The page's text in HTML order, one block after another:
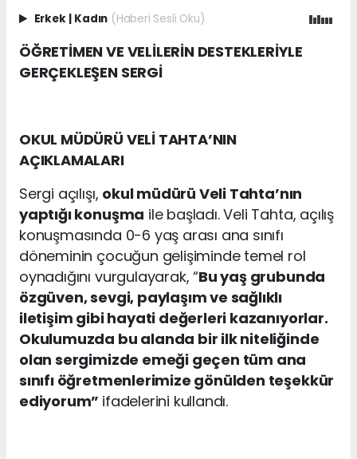
Erkek | Kadın (Haberi Sesli Oku)
ÖĞRETİMEN VE VELİLERİN DESTEKLERİYLE
GERÇEKLEŞEN SERGİ
OKUL MÜDÜRÜ VELİ TAHTA’NIN
AÇIKLAMALARI
Sergi açılışı, okul müdürü Veli Tahta’nın
yaptığı konuşma ile başladı. Veli Tahta, açılış
konuşmasında 0-6 yaş arası ana sınıfı
döneminin çocuğun gelişiminde temel rol
oynadığını vurgulayarak, “Bu yaş grubunda
özgüven, sevgi, paylaşım ve sağlıklı
iletişim gibi hayati değerleri kazanıyorlar.
Okulumuzda bu alanda bir ilk niteliğinde
olan sergimizde emeği geçen tüm ana
sınıfı öğretmenlerimize gönülden teşekkür
ediyorum” ifadelerini kullandı.